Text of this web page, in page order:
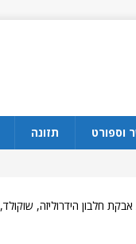
וספורט תזונה
חלבון הידרוליזה, שוקולד, 1.59 קג, אופטימום נוטרישיין